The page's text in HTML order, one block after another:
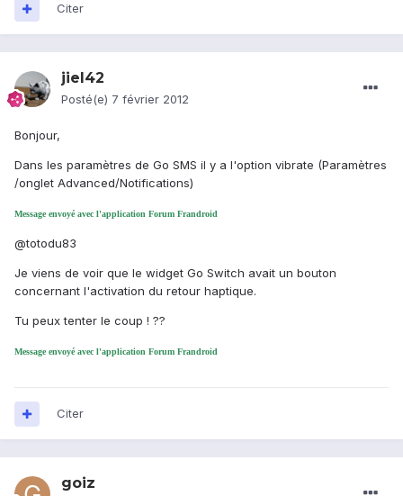
Citer
jiel42
Posté(e) 7 février 2012
Bonjour,
Dans les paramètres de Go SMS il y a l'option vibrate (Paramètres
/onglet Advanced/Notifications)
Message envoyé avec l'application Forum Frandroid
@totodu83
Je viens de voir que le widget Go Switch avait un bouton
concernant l'activation du retour haptique.
Tu peux tenter le coup ! ??
Message envoyé avec l'application Forum Frandroid
Citer
goiz